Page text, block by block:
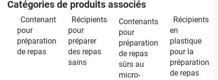
Catégories de produits associés
Contenant
pour
préparation
de repas
Récipients
pour
préparer
des repas
sains
Contenants
pour
préparation
de repas
sûrs au
micro-
Récipients
en
plastique
pour la
préparation
de repas